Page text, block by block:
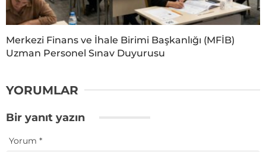
Merkezi Finans ve İhale Birimi Başkanlığı (MFİB)
Uzman Personel Sınav Duyurusu
YORUMLAR
Bir yanıt yazın
Yorum *